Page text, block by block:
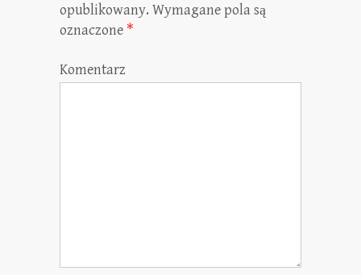
opublikowany. Wymagane pola są
oznaczone *
Komentarz